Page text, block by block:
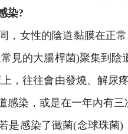
染?
，女性的陰道黏膜在正
見的大腸桿菌)聚集到
，往往會由發燒、解尿
感染，或是在一年內有三
是感染了黴菌(念球珠